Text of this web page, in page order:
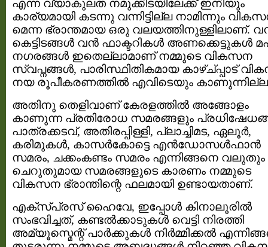
എന്ന വ്യാകുലത നമുക്കിടയിലേക്ക് ഇനിയും
കാര്യമായി കടന്നു വന്നിട്ടില്ല നാമിന്നും
മെന്ന ഭ്രാന്തമായ ഒരു വലയത്തിനുള്ളിലാണ്.
കെട്ടിടങ്ങള്‍ വന്‍ ഫാക്ടറികള്‍ അണക്കെട്ടുകള്‍
നഗരങ്ങള്‍ ഇതെല്ലാമാണ് നമ്മുടെ വികസന
സ്വപ്നങ്ങള്‍, പാരിസ്ഥിതികമായ കാഴ്ച്പ്പാട്
നയ രൂപീകരണത്തില്‍ എവിടെയും
അതിനു തെളിവാണ്‌ കേരളത്തില്‍ അങ്ങോളം
കാണുന്ന പ്രതിരോധ സമരങ്ങളും
പാത്രക്കടവ്, അതിരപ്പിള്ളി, പ്ലാച്ചിമട, ഏലൂര്‍,
കരിമുകള്‍, കാസര്‍കോട്ടെ എന്‍ഡോസള്‍ഫാന്‍
സമരം, ചക്കംകണ്ടം സമരം എന്നിങ്ങനെ വലുതും
ചെറുതുമായ സമരങ്ങളുടെ കാരണം നമ്മുടെ
വികസന ഭ്രാന്തിന്റെ ഫലമായി ഉണ്ടായതാണ്.
എക്സ്പ്രസ് ഹൈവേ, ഇപ്പോള്‍ കിനാലൂരില്‍
സംഭവിച്ചത്‌, കണ്ടല്‍ക്കാടുകള്‍ വെട്ടി നിരത്തി
അമ്യൂസ്മെന്റ് പാര്‍ക്കുകള്‍ നിര്‍മ്മിക്കല്‍